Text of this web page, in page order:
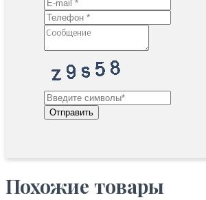
Отправить
Похожие товары